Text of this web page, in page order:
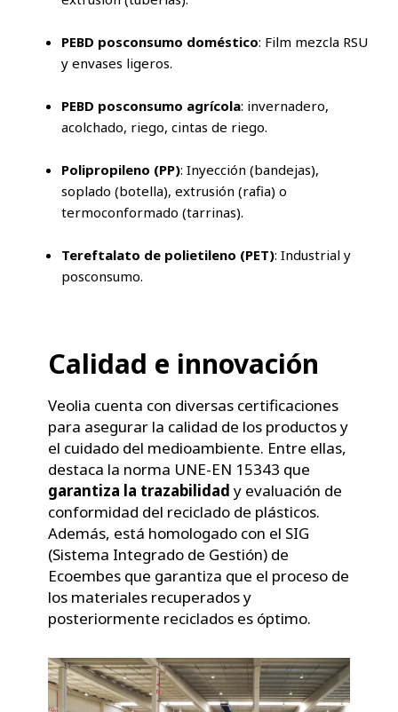
PEBD posconsumo doméstico: Film mezcla RSU
y envases ligeros.
PEBD posconsumo agrícola: invernadero,
acolchado, riego, cintas de riego.
Polipropileno (PP): Inyección (bandejas),
soplado (botella), extrusión (rafia) o
termoconformado (tarrinas).
Tereftalato de polietileno (PET): Industrial y
posconsumo.
Calidad e innovación
Veolia cuenta con diversas certificaciones
para asegurar la calidad de los productos y
el cuidado del medioambiente. Entre ellas,
destaca la norma UNE-EN 15343 que
garantiza la trazabilidad y evaluación de
conformidad del reciclado de plásticos.
Además, está homologado con el SIG
(Sistema Integrado de Gestión) de
Ecoembes que garantiza que el proceso de
los materiales recuperados y
posteriormente reciclados es óptimo.